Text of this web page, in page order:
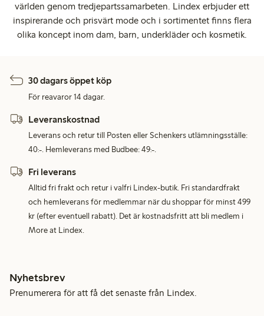
världen genom tredjepartssamarbeten. Lindex erbjuder ett
inspirerande och prisvärt mode och i sortimentet finns flera
olika koncept inom dam, barn, underkläder och kosmetik.
30 dagars öppet köp
För reavaror 14 dagar.
Leveranskostnad
Leverans och retur till Posten eller Schenkers utlämningsställe:
40:-. Hemleverans med Budbee: 49:-.
Fri leverans
Alltid fri frakt och retur i valfri Lindex-butik. Fri standardfrakt
och hemleverans för medlemmar när du shoppar för minst 499
kr (efter eventuell rabatt). Det är kostnadsfritt att bli medlem i
More at Lindex.
Nyhetsbrev
Prenumerera för att få det senaste från Lindex.